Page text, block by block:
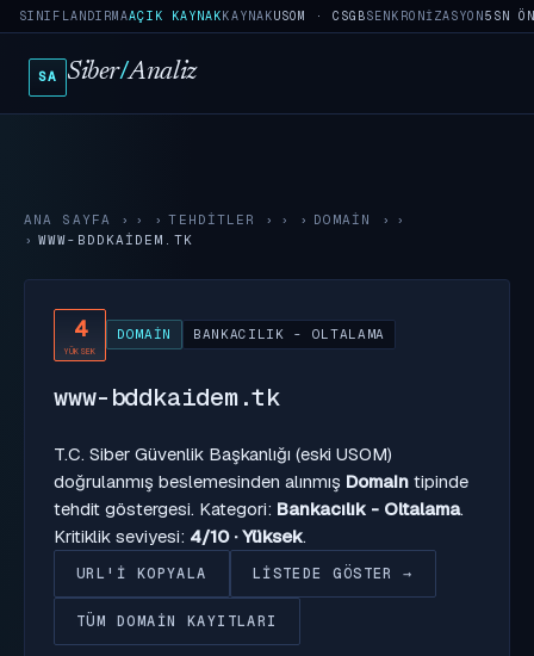
SINIFLANDIRMAAÇIK KAYNAKKAYNAKUSOM · CSGBSENKRONIZASYON5SN
SA Siber/Analiz
ANA SAYFA › TEHDITLER › DOMAIN
›
WWW-BDDKAIDEM.TK
4
YÜKSEK
DOMAIN BANKACILIK - OLTALAMA
www-bddkaidem.tk
T.C. Siber Güvenlik Başkanlığı (eski USOM)
doğrulanmış beslemesinden alınmış Domain tipinde
tehdit göstergesi. Kategori: Bankacılık - Oltalama.
Kritiklik seviyesi: 4/10 · Yüksek.
URL'I KOPYALA LISTEDE GÖSTER →
TÜM DOMAIN KAYITLARI